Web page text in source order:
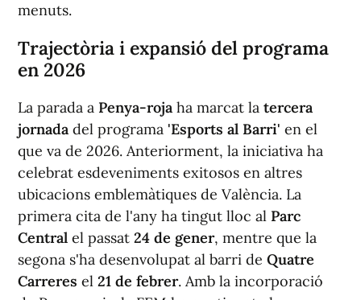
menuts.
Trajectòria i expansió del programa
en 2026
La parada a Penya-roja ha marcat la tercera
jornada del programa 'Esports al Barri' en el
que va de 2026. Anteriorment, la iniciativa ha
celebrat esdeveniments exitosos en altres
ubicacions emblemàtiques de València. La
primera cita de l'any ha tingut lloc al Parc
Central el passat 24 de gener, mentre que la
segona s'ha desenvolupat al barri de Quatre
Carreres el 21 de febrer. Amb la incorporació